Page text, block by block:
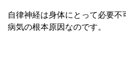
自律神経は身体にとって必要
病気の根本原因なのです。